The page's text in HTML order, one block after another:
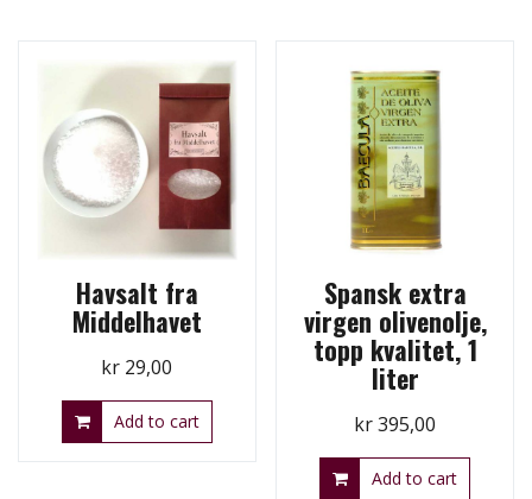
Havsalt fra
Middelhavet
kr 29,00
Add to cart
Spansk extra
virgen olivenolje,
topp kvalitet, 1
liter
kr395,00
Add to cart